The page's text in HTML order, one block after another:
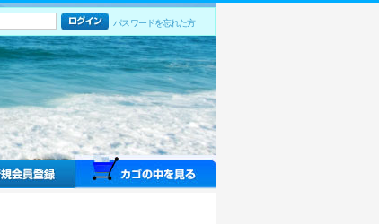
パスワードを忘れた方